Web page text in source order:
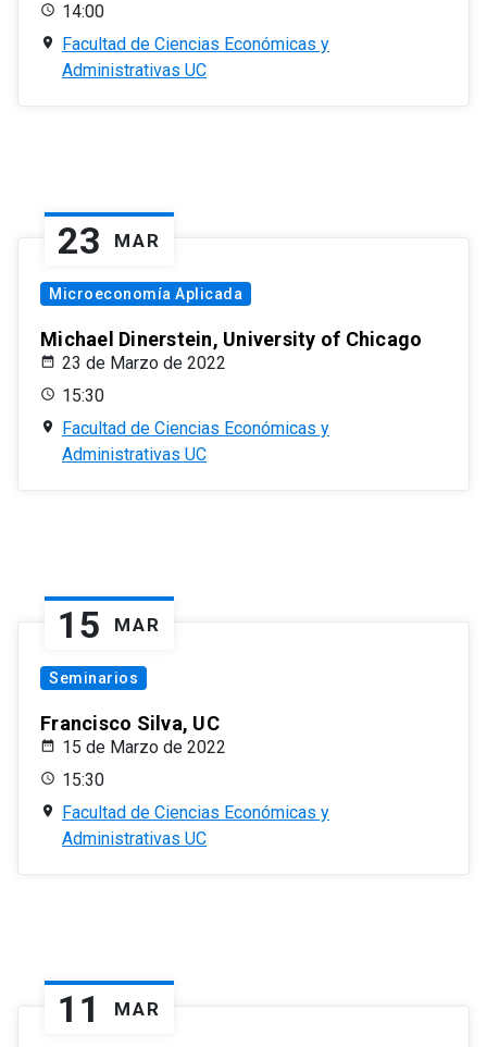
14:00
Facultad de Ciencias Económicas y
Administrativas UC
23 MAR
Microeconomía Aplicada
Michael Dinerstein, University of Chicago
23 de Marzo de 2022
15:30
Facultad de Ciencias Económicas y
Administrativas UC
15 MAR
Seminarios
Francisco Silva, UC
15 de Marzo de 2022
15:30
Facultad de Ciencias Económicas y
Administrativas UC
11 MAR